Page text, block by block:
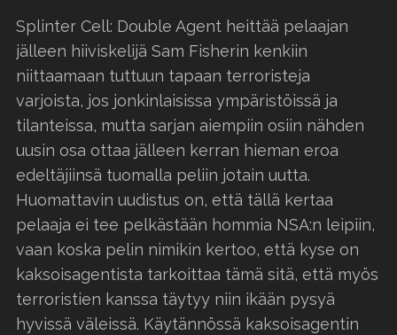
Splinter Cell: Double Agent heittää pelaajan
jälleen hiiviskelijä Sam Fisherin kenkiin
niittaamaan tuttuun tapaan terroristeja
varjoista, jos jonkinlaisissa ympäristöissä ja
tilanteissa, mutta sarjan aiempiin osiin nähden
uusin osa ottaa jälleen kerran hieman eroa
edeltäjiinsä tuomalla peliin jotain uutta.
Huomattavin uudistus on, että tällä kertaa
pelaaja ei tee pelkästään hommia NSA:n leipiin,
vaan koska pelin nimikin kertoo, että kyse on
kaksoisagentista tarkoittaa tämä sitä, että myös
terroristien kanssa täytyy niin ikään pysyä
hyvissä väleissä. Käytännössä kaksoisagentin